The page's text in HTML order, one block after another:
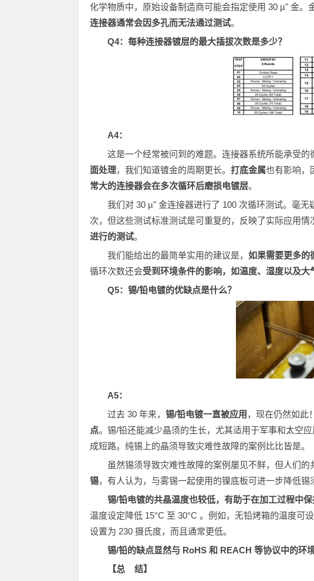
化学物质中，原始设备制造商可能会指定使用 30 µ" 金。
连接器通常会因多孔而无法通过测试。
Q4：每种连接器镀层的最大插拔次数是多少？
A4：
这是一个经常被问到的难题。连接器系统所能承受的
面处理，我们知道镀金的周期更长。 打底金属也有影响，
常大的连接器会在多次循环后磨损电镀层。
我们对 30 µ" 金连接器进行了 100 次循环测试。毫
次，但这些测试标准测试是可重复的，反映了实际应用情
进行的测试。
我们能给出的最简单实用的建议是， 如果需要更多的
循环次数还会受到环境条件的影响，如温度、湿度以及大
Q5：锡/铅电镀的优缺点是什么？
A5：
过去 30 年来， 锡/铅电镀一直被应用 ，现在仍然如此
点。锡/铅还能减少晶须的生长，尤其适用于军事和太空
成短路。纯锡上的晶须导致灾难性故障的案例比比皆是。
虽然锡须导致灾难性故障的案例屡见不鲜，但人们的
锡，有人认为，与雾锡一起使用的镍底板可进一步降低锡
锡/铅电镀的共晶温度也较低，有助于在加工过程中
温度设定降低 15°C 至 30°C 。例如，无铅烤箱的温度可
设置为 230 摄氏度，而且通常更低。
锡/铅的缺点显然与 RoHS 和 REACH 等协议中的环
【总 结】